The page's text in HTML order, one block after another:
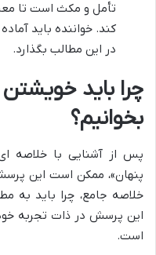
تأمل و مکث است تا
کند. خواننده باید
در این مطالب بگذارد.
چرا باید خویشتن
بخوانیم؟
پس از آشنایی با خلاصه
پنهان»، ممکن است این
خلاصه جامع، چرا باید به
این پرسش در ذات تجربه
است.